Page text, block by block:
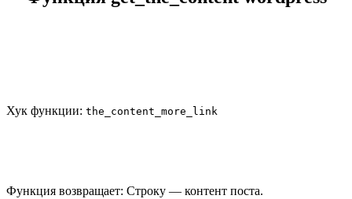
Хук функции: the_content_more_link
Функция возвращает: Строку — контент поста.